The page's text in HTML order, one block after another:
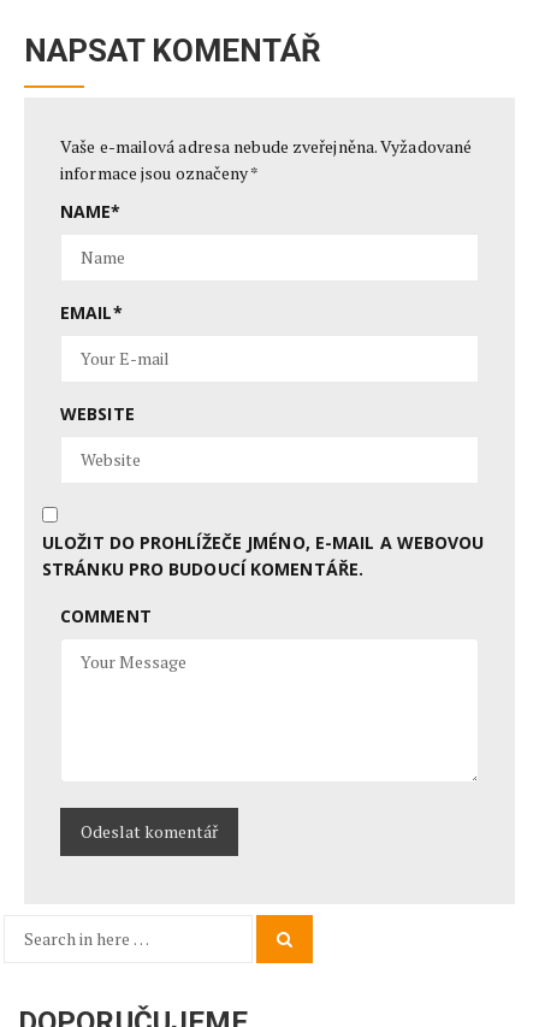
NAPSAT KOMENTÁŘ
Vaše e-mailová adresa nebude zveřejněna.Vyžadované
informace jsou označeny*
NAME*
EMAIL*
WEBSITE
ULOŽIT DO PROHLÍŽEČE JMÉNO, E-MAIL A WEBOVOU
STRÁNKU PRO BUDOUCÍ KOMENTÁŘE.
COMMENT
Search